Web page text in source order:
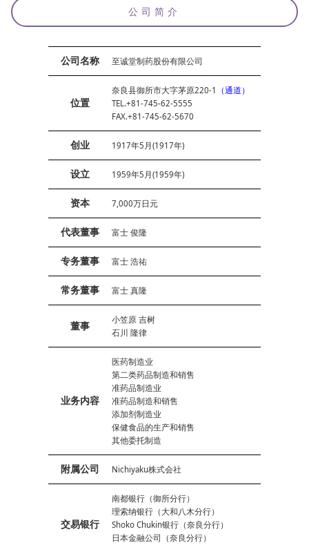
公司简介
公司名称 至诚堂制药股份有限公司
位置
奈良县御所市大字茅原220-1
（通道）
TEL.+81-745-62-5555
FAX.+81-745-62-5670
创业 1917年5月(1917年)
设立 1959年5月(1959年)
资本 7,000万日元
代表董事 富士 俊隆
专务董事 富士 浩祐
常务董事 富士 真隆
董事
小笠原 吉树
石川 隆律
业务内容
医药制造业
第二类药品制造和销售
准药品制造业
准药品制造和销售
添加剂制造业
保健食品的生产和销售
其他委托制造
附属公司 Nichiyaku株式会社
交易银行
南都银行（御所分行）
理索纳银行（大和八木分行）
Shoko Chukin银行（奈良分行）
日本金融公司（奈良分行）